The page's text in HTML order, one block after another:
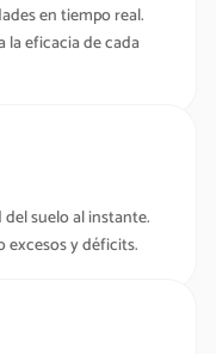
en tiempo real.
eficacia de cada
suelo al instante.
excesos y déficits.